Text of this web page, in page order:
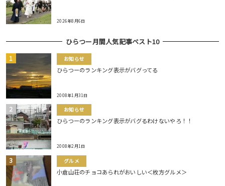
2026年8月6日
ひらつー月間人気記事ベスト10
お知らせ
ひらつーのランキング表示がバグってる
2008年1月31日
お知らせ
ひらつーのランキング表示がバグるわけないやろ！！
2008年2月1日
グルメ
小倉山荘のチョコあられがおいしい＜枚方グルメ＞